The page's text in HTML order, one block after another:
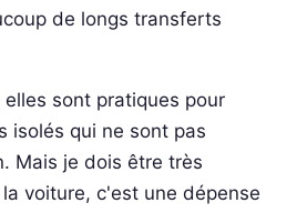
de longs transferts
elles sont pratiques pour
isolés qui ne sont pas
Mais je dois être très
voiture, c'est une dépense